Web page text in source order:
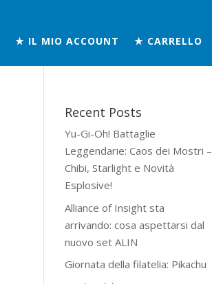
★ IL MIO ACCOUNT ★ CARRELLO
Recent Posts
Yu-Gi-Oh! Battaglie
Leggendarie: Caos dei Mostri –
Chibi, Starlight e Novità
Esplosive!
Alliance of Insight sta
arrivando: cosa aspettarsi dal
nuovo set ALIN
Giornata della filatelia: Pikachu